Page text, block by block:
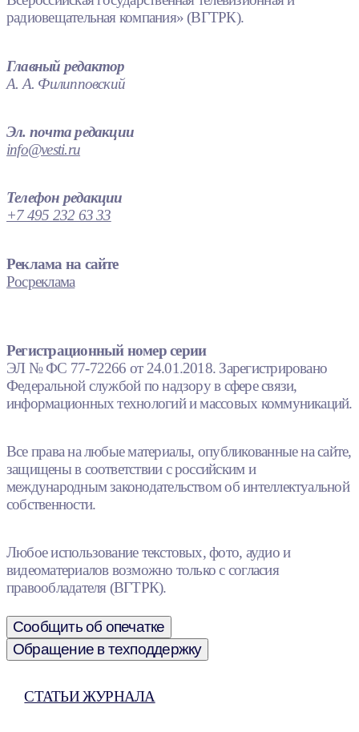
радиовещательная компания» (ВГТРК).
Главный редактор
А. А. Филипповский
Эл. почта редакции
info@vesti.ru
Телефон редакции
+7 495 232 63 33
Реклама на сайте
Росреклама
Регистрационный номер серии
ЭЛ № ФС 77-72266 от 24.01.2018. Зарегистрировано
Федеральной службой по надзору в сфере связи,
информационных технологий и массовых коммуникаций.
Все права на любые материалы, опубликованные на сайте,
защищены в соответствии с российским и
международным законодательством об интеллектуальной
собственности.
Любое использование текстовых, фото, аудио и
видеоматериалов возможно только с согласия
правообладателя (ВГТРК).
Сообщить об опечатке
Обращение в техподдержку
СТАТЬИ ЖУРНАЛА